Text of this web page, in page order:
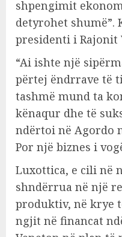
shpengimit
detyrohet shumë”.
presidenti i Rajonit
“Ai ishte një
përtej ëndrrave të
tashmë mund ta
kënaqur dhe të
ndërtoi në Agordo
Por një biznes i
Luxottica, e cili në
shndërrua në një
produktiv, në krye
ngjit në financat